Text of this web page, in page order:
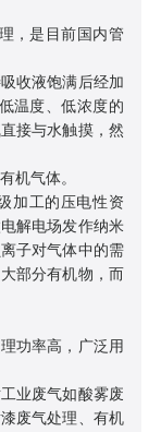
，是目前国内管
收液饱满后经加
温度、低浓度的
接与水触摸，然
的有机气体。
加工的压电性资
解电场发作纳米
子对气体中的需
部分有机物，而
功率高，广泛用
业废气如酸雾废
废气处理、有机